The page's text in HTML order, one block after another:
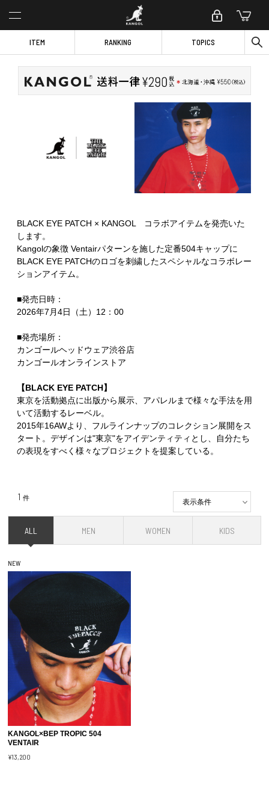
ITEM RANKING TOPICS
BLACK EYE PATCH × KANGOL コラボアイテムを発売いた
します。
Kangolの象徴 Ventairパターンを施した定番504キャップに
BLACK EYE PATCHのロゴを刺繍したスペシャルなコラボレー
ションアイテム。
■発売日時：
2026年7月4日（土）12：00
■発売場所：
カンゴールヘッドウェア渋谷店
カンゴールオンラインストア
【BLACK EYE PATCH】
東京を活動拠点に出版から展示、アパレルまで様々な手法を用
いて活動するレーベル。
2015年16AWより、フルラインナップのコレクション展開をス
タート。デザインは"東京"をアイデンティティとし、自分たち
の表現をすべく様々なプロジェクトを提案している。
1 件 表示条件
ALL MEN WOMEN KIDS
NEW
KANGOL×BEP TROPIC 504
VENTAIR
¥13,200